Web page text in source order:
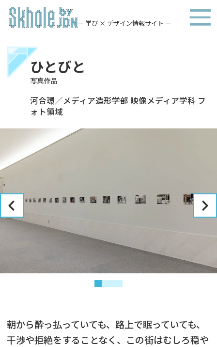
ー 学び × デザイン情報サイト ー
ひとびと
写真作品
河合環／メディア造形学部 映像メディア学科 フ
ォト領域
朝から酔っ払っていても、路上で眠っていても、
干渉や拒絶をすることなく、この街はむしろ穏や